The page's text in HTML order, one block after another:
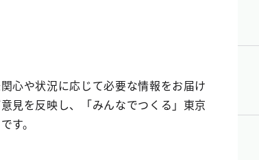
心や状況に応じて必要な情報をお届け
見を反映し、「みんなでつくる」東京
す。